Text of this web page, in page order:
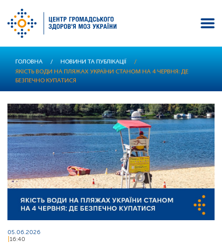
ГОЛОВНА / НОВИНИ ТА ПУБЛІКАЦІЇ
/
ЯКІСТЬ ВОДИ НА ПЛЯЖАХ УКРАЇНИ СТАНОМ НА 4 ЧЕРВНЯ: ДЕ
БЕЗПЕЧНО КУПАТИСЯ
05.06.2026
16:40